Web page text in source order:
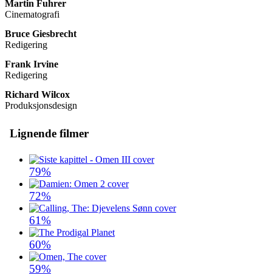
Martin Fuhrer
Cinematografi
Bruce Giesbrecht
Redigering
Frank Irvine
Redigering
Richard Wilcox
Produksjonsdesign
Lignende filmer
79%
72%
61%
60%
59%